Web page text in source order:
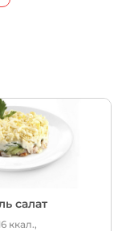
салат
ккал.,